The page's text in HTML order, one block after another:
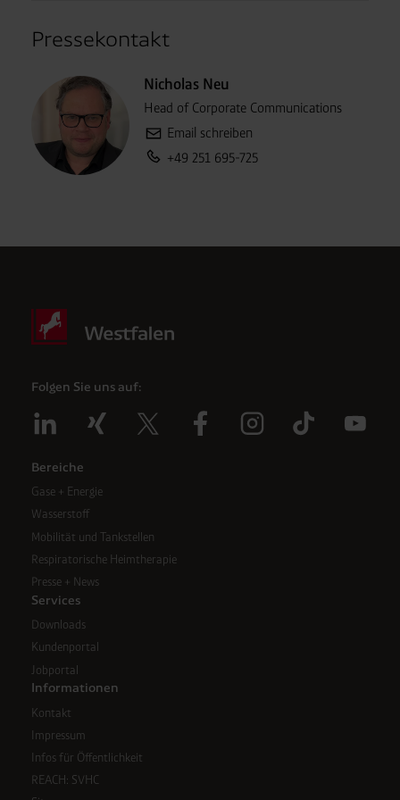
Pressekontakt
Nicholas Neu
Head of Corporate Communications
Email schreiben
Rufen Sie uns an:
+49 251 695-725
Folgen Sie uns auf:
Bereiche
Gase + Energie
Wasserstoff
Mobilität und Tankstellen
Respiratorische Heimtherapie
Presse + News
Services
Downloads
Kundenportal
Jobportal
Informationen
Kontakt
Impressum
Infos für Öffentlichkeit
REACH: SVHC